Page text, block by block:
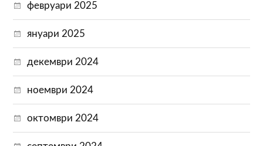
февруари 2025
януари 2025
декември 2024
ноември 2024
октомври 2024